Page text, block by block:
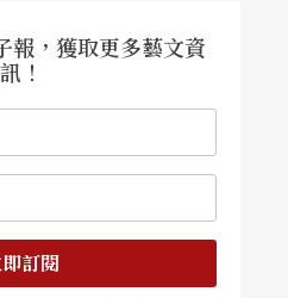
報，獲取更多藝文資
訊！
訂閱